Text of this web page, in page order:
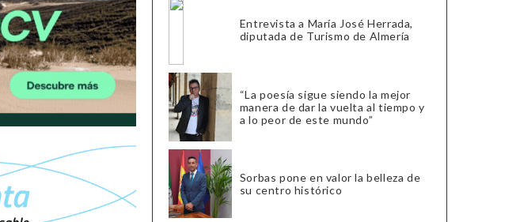
Entrevista a María José Herrada,
diputada de Turismo de Almería
“La poesía sigue siendo la mejor
manera de dar la vuelta al tiempo y
a lo peor de este mundo”
Sorbas pone en valor la belleza de
su centro histórico